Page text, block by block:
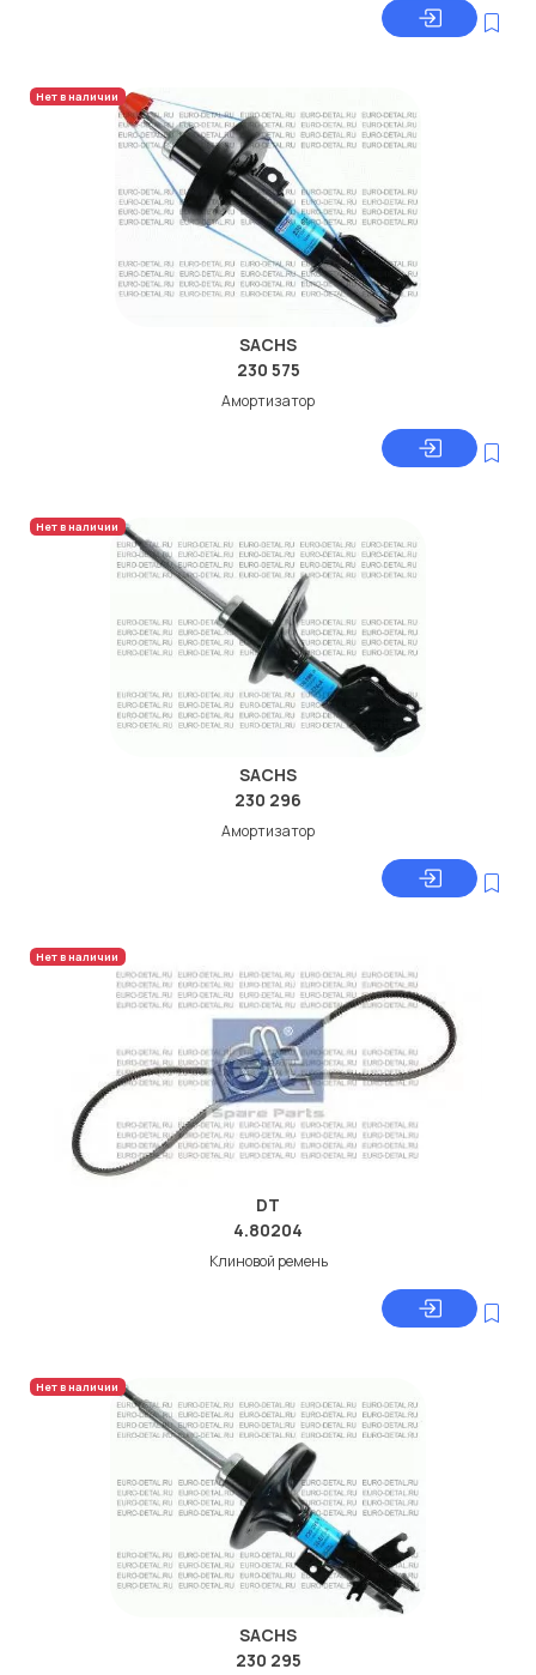
Нет в наличии
SACHS
230 575
Амортизатор
Нет в наличии
SACHS
230 296
Амортизатор
Нет в наличии
DT
4.80204
Клиновой ремень
Нет в наличии
SACHS
230 295